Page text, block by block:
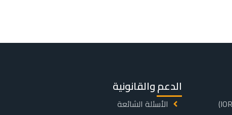
الدعم والقانونية
الأسئلة الشائعة